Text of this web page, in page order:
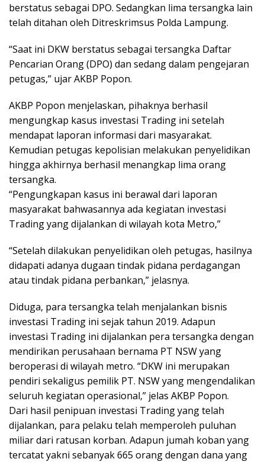
berstatus sebagai DPO. Sedangkan lima tersangka lain
telah ditahan oleh Ditreskrimsus Polda Lampung.
“Saat ini DKW berstatus sebagai tersangka Daftar
Pencarian Orang (DPO) dan sedang dalam pengejaran
petugas,” ujar AKBP Popon.
AKBP Popon menjelaskan, pihaknya berhasil
mengungkap kasus investasi Trading ini setelah
mendapat laporan informasi dari masyarakat.
Kemudian petugas kepolisian melakukan penyelidikan
hingga akhirnya berhasil menangkap lima orang
tersangka.
“Pengungkapan kasus ini berawal dari laporan
masyarakat bahwasannya ada kegiatan investasi
Trading yang dijalankan di wilayah kota Metro,”
“Setelah dilakukan penyelidikan oleh petugas, hasilnya
didapati adanya dugaan tindak pidana perdagangan
atau tindak pidana perbankan,” jelasnya.
Diduga, para tersangka telah menjalankan bisnis
investasi Trading ini sejak tahun 2019. Adapun
investasi Trading ini dijalankan pera tersangka dengan
mendirikan perusahaan bernama PT NSW yang
beroperasi di wilayah metro. “DKW ini merupakan
pendiri sekaligus pemilik PT. NSW yang mengendalikan
seluruh kegiatan operasional,” jelas AKBP Popon.
Dari hasil penipuan investasi Trading yang telah
dijalankan, para pelaku telah memperoleh puluhan
miliar dari ratusan korban. Adapun jumah koban yang
tercatat yakni sebanyak 665 orang dengan dana yang